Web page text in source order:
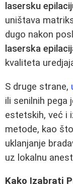
lasersku
uništava
dugo nakon
laserska
kvaliteta
S druge strane,
ili senilnih pega
estetskih, već i
metode, kao
uklanjanje
uz lokalnu
Kako Izabrati